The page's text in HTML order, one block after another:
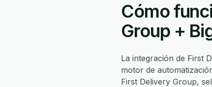
Cómo
Group +
La integración de First
motor de
First Delivery Group,